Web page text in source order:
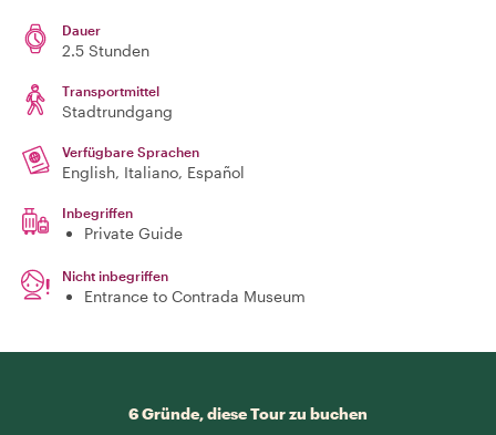
Dauer
2.5 Stunden
Transportmittel
Stadtrundgang
Verfügbare Sprachen
English, Italiano, Español
Inbegriffen
Private Guide
Nicht inbegriffen
Entrance to Contrada Museum
6 Gründe, diese Tour zu buchen